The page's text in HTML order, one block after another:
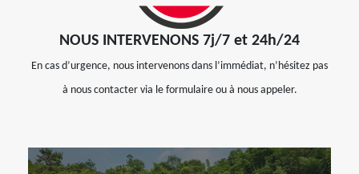
NOUS INTERVENONS 7j/7 et 24h/24
En cas d’urgence, nous intervenons dans l’immédiat, n’hésitez pas
à nous contacter via le formulaire ou à nous appeler.